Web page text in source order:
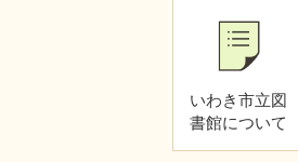
いわき市立図
書館について